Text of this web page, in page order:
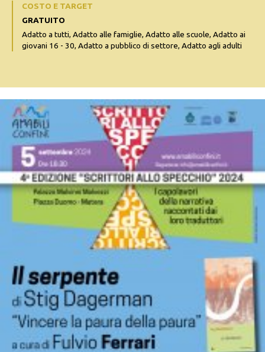
COSTO E TARGET
GRATUITO
Adatto a tutti, Adatto alle famiglie, Adatto alle scuole, Adatto ai
giovani 16 - 30, Adatto a pubblico di settore, Adatto agli adulti